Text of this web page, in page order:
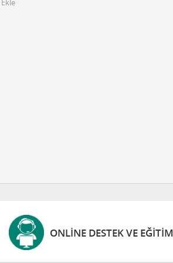
ONLINE DESTEK VE EĞITIM